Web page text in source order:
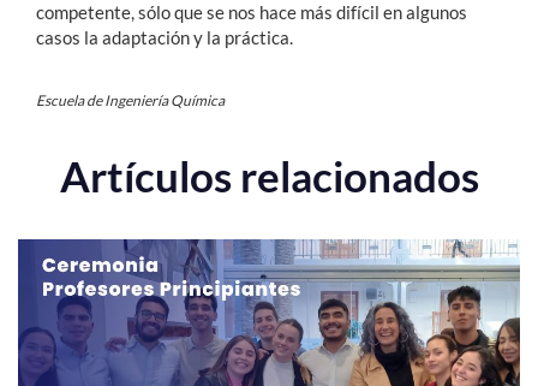
competente, sólo que se nos hace más difícil en algunos
casos la adaptación y la práctica.
Escuela de Ingeniería Química
Artículos relacionados